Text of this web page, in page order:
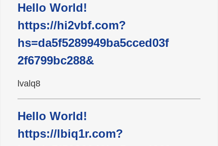
Hello World!
https://hi2vbf.com?
hs=da5f5289949ba5cced03f
2f6799bc288&
lvalq8
Hello World!
https://lbiq1r.com?